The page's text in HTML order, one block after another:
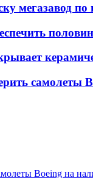
мегазавод по
самолеты